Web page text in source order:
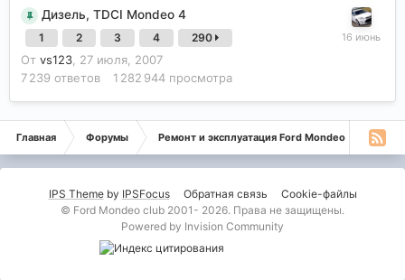
Дизель, TDCI Mondeo 4
1 2 3 4 290
От vs123 27 июля, 2007
7 239 ответов 1 282 944 просмотра
Главная Форумы Ремонт и эксплуатация Ford Mondeo
IPS Themeby IPSFocus Обратная связь
Cookie-файлы
© Ford Mondeo club 2001- 2026. Права не защищены.
Powered by Invision Community